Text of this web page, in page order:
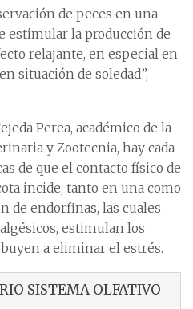
de peces en una
estimular la producción de
relajante, en especial en
situación de soledad”,
Perea, académico de la
y Zootecnia, hay cada
de que el contacto físico de
incide, tanto en una como
de endorfinas, las cuales
estimulan los
a eliminar el estrés.
SISTEMA OLFATIVO